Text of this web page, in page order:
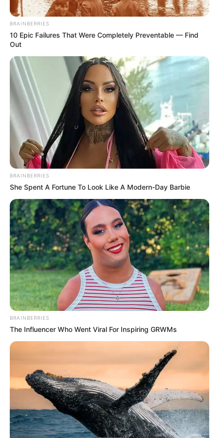
Biodata & Profil
Nama Lengkap: Shim Kyuhyuk
Nama panggung: Kyuhyuk
Nama Panggilan: –
Posisi: Main vocalist
Tempat, tanggal lahir: Korea Selatan, 11 Januari 1995
Ulang Tahun: 11 Januari
Kewarganegaraan: Korea Selatan
Agama: –
Zodiak: Capricorn
Tinggi badan: 179 cm
Berat badan: – kg
BRAINBERRIES
10 Epic Failures That Were Completely Preventable — Find
Out
BRAINBERRIES
She Spent A Fortune To Look Like A Modern-Day Barbie
BRAINBERRIES
The Influencer Who Went Viral For Inspiring GRWMs